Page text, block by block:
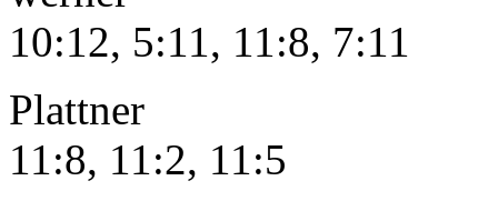
10:12, 5:11, 11:8, 7:11
Plattner –
11:8, 11:2, 11:5